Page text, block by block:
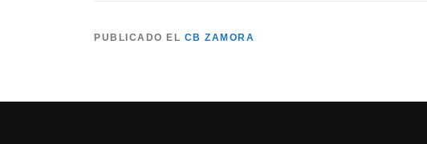
PUBLICADO EL CB ZAMORA